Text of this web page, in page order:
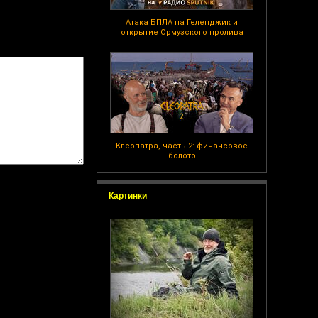
Атака БПЛА на Геленджик и
открытие Ормузского пролива
Клеопатра, часть 2: финансовое
болото
Картинки